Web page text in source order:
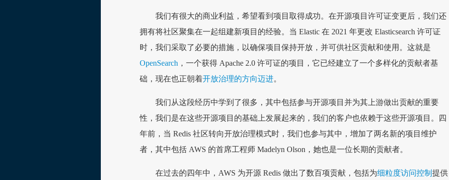
我们有很大的商业利益，希望看到项目取得成功。在开源项目许可证变更后，我们还
拥有将社区聚集在一起组建新项目的经验。当 Elastic 在 2021 年更改 Elasticsearch 许可证
时，我们采取了必要的措施，以确保项目保持开放，并可供社区贡献和使用。这就是
OpenSearch ，一个获得 Apache 2.0 许可证的项目，它已经建立了一个多样化的贡献者基
础，现在也正朝着开放治理的方向迈进。
我们从这段经历中学到了很多，其中包括参与开源项目并为其上游做出贡献的重要
性，我们是在这些开源项目的基础上发展起来的，我们的客户也依赖于这些开源项目。四
年前，当 Redis 社区转向开放治理模式时，我们也参与其中，增加了两名新的项目维护
者，其中包括 AWS 的首席工程师 Madelyn Olson，她也是一位长期的贡献者。
在过去的四年中，AWS 为开源 Redis 做出了数百项贡献，包括为细粒度访问控制 提供